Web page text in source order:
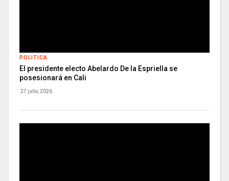
POLITICA
El presidente electo Abelardo De la Espriella se
posesionará en Cali
27 julio, 2026